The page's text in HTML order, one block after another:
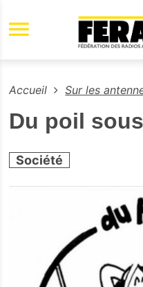
Aller au
Accueil Sur les
Du poil
Société